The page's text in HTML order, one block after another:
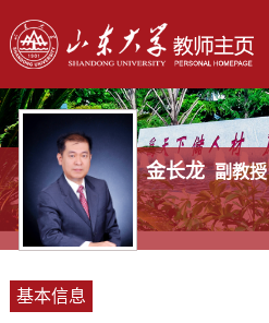
金长龙 副教授
基本信息